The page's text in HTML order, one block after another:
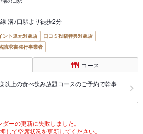
溝ﾉ口駅より徒歩2分
ント還元対象店
口コミ投稿特典対象店
請求書発行事業者
コース
以上の食べ飲み放題コースのご予約で幹事
ダーの更新に失敗しました。
して空席状況を更新してください。